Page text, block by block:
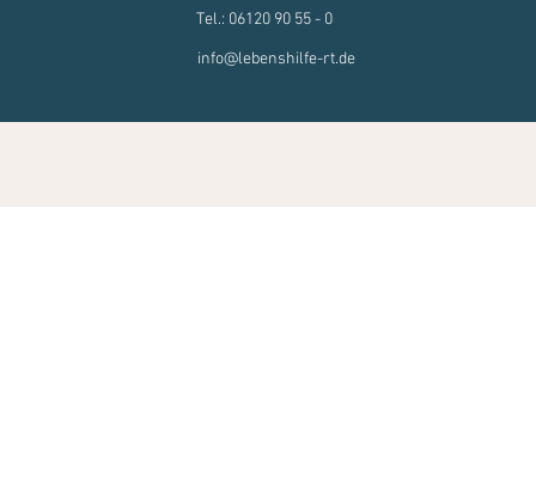
Tel.: 06120 90 55 - 0
info@lebenshilfe-rt.de